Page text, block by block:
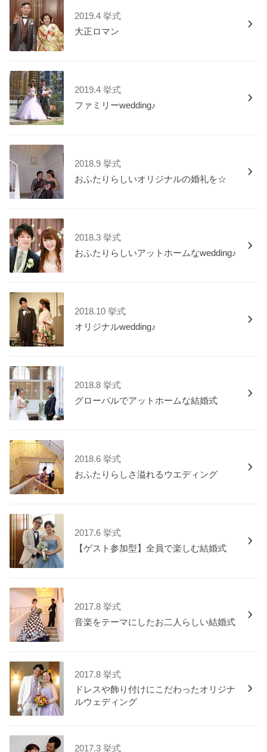
2019.4 挙式
大正ロマン
2019.4 挙式
ファミリーwedding♪
2018.9 挙式
おふたりらしいオリジナルの婚礼を☆
2018.3 挙式
おふたりらしいアットホームなwedding♪
2018.10 挙式
オリジナルwedding♪
2018.8 挙式
グローバルでアットホームな結婚式
2018.6 挙式
おふたりらしさ溢れるウエディング
2017.6 挙式
【ゲスト参加型】全員で楽しむ結婚式
2017.8 挙式
音楽をテーマにしたお二人らしい結婚式
2017.8 挙式
ドレスや飾り付けにこだわったオリジナ
ルウェディング
2017.3 挙式